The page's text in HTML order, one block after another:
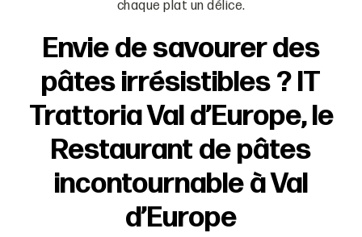
chaque plat un délice.
Envie de savourer des
pâtes irrésistibles ? IT
Trattoria Val d’Europe, le
Restaurant de pâtes
incontournable à Val
d’Europe